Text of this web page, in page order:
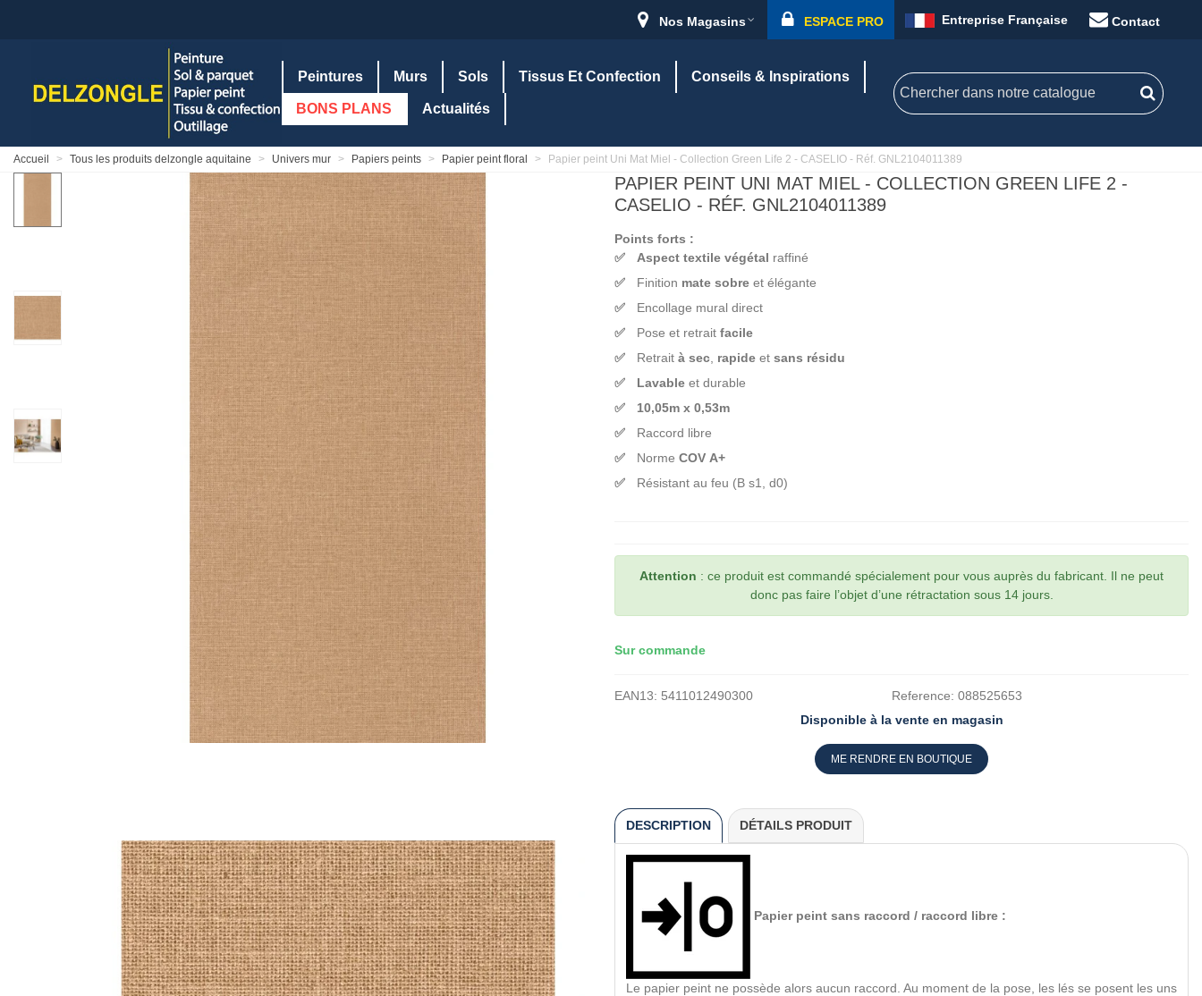
Nos Magasins ESPACE PRO Entreprise Française Contact
Peintures Murs Sols Tissus Et Confection Conseils & Inspirations
BONS PLANS Actualités
Accueil > Tous les produits delzongle aquitaine > Univers mur > Papiers peints > Papier peint floral > Papier peint Uni Mat Miel - Collection Green Life 2 - CASELIO - Réf. GNL2104011389
PAPIER PEINT UNI MAT MIEL - COLLECTION GREEN LIFE 2 -
CASELIO - RÉF. GNL2104011389
Points forts :
Aspect textile végétal raffiné
Finition mate sobre et élégante
Encollage mural direct
Pose et retrait facile
Retrait à sec rapide et sans résidu
Lavable et durable
10,05m x 0,53m
Raccord libre
Norme COV A+
Résistant au feu (B s1, d0)
Attention : ce produit est commandé spécialement pour vous auprès du fabricant. Il ne peut
donc pas faire l’objet d’une rétractation sous 14 jours.
Sur commande
EAN13: 5411012490300 Reference: 088525653
Disponible à la vente en magasin
ME RENDRE EN BOUTIQUE
DESCRIPTION DÉTAILS PRODUIT
Papier peint sans raccord / raccord libre :
Le papier peint ne possède alors aucun raccord. Au moment de la pose, les lés se posent les uns